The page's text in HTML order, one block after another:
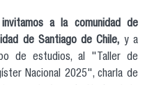
invitamos a la comunidad de
de Santiago de Chile, y a
de estudios, al "Taller de
Nacional 2025", charla de